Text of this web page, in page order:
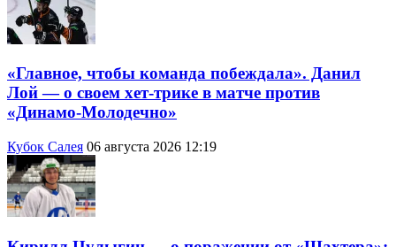
«Главное, чтобы команда побеждала». Данил
Лой — о своем хет-трике в матче против
«Динамо-Молодечно»
Кубок Салея 06 августа 2026 12:19